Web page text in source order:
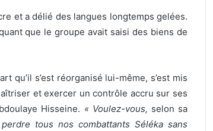
et a délié des langues longtemps gelées.
que le groupe avait saisi des biens de
qu’il s’est réorganisé lui-même, s’est mis
et exercer un contrôle accru sur ses
Hisseine. « Voulez-vous, selon sa
tous nos combattants Séléka sans